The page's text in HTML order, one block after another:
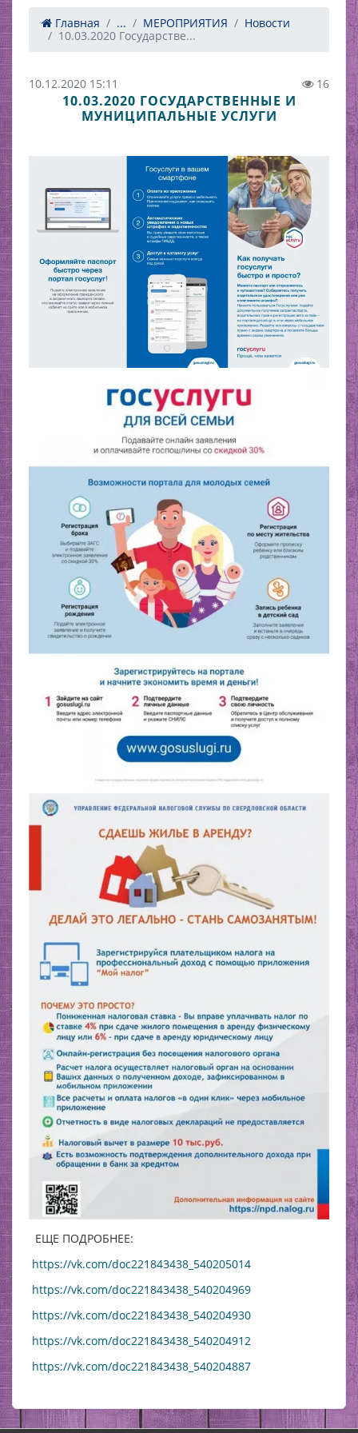
Главная ... МЕРОПРИЯТИЯ
Новости
10.03.2020 Государстве...
10.12.2020 15:11 16
10.03.2020 ГОСУДАРСТВЕННЫЕ И
МУНИЦИПАЛЬНЫЕ УСЛУГИ
ЕЩЕ ПОДРОБНЕЕ:
https://vk.com/doc221843438_540205014
https://vk.com/doc221843438_540204969
https://vk.com/doc221843438_540204930
https://vk.com/doc221843438_540204912
https://vk.com/doc221843438_540204887